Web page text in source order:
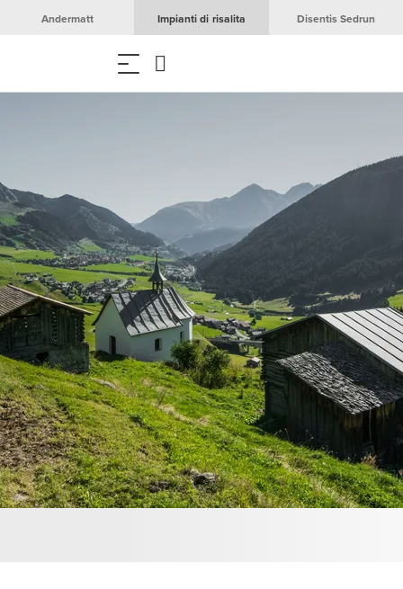
Andermatt Impianti di risalita Disentis Sedrun